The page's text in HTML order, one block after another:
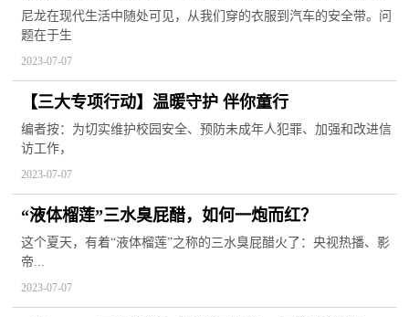
龙材料
尼龙在现代生活中随处可见，从我们穿的衣服到汽车的安全带。问
题在于生
2023-07-07
【三大专项行动】温暖守护 伴你童行
编者按：为切实维护校园安全、预防未成年人犯罪、加强和改进信
访工作，
2023-07-07
“液体榴莲”三水臭屁醋，如何一炮而红？
这个夏天，有着“液体榴莲”之称的三水臭屁醋火了：央视热播、影
帝...
2023-07-07